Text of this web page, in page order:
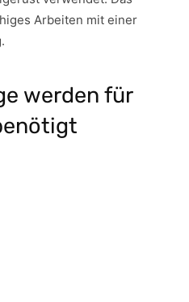
Arbeiten mit einer
werden für